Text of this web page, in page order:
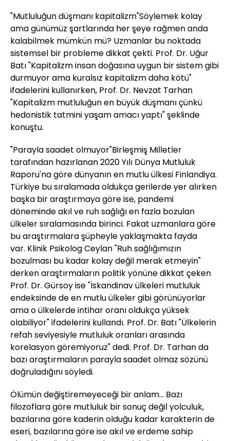
"Mutluluğun düşmanı kapitalizm"Söylemek kolay
ama günümüz şartlarında her şeye rağmen anda
kalabilmek mümkün mü? Uzmanlar bu noktada
sistemsel bir probleme dikkat çekti. Prof. Dr. Uğur
Batı "Kapitalizm insan doğasına uygun bir sistem gibi
durmuyor ama kuralsız kapitalizm daha kötü"
ifadelerini kullanırken, Prof. Dr. Nevzat Tarhan
"Kapitalizm mutluluğun en büyük düşmanı çünkü
hedonistik tatmini yaşam amacı yaptı" şeklinde
konuştu.
"Parayla saadet olmuyor"Birleşmiş Milletler
tarafından hazırlanan 2020 Yılı Dünya Mutluluk
Raporu'na göre dünyanın en mutlu ülkesi Finlandiya.
Türkiye bu sıralamada oldukça gerilerde yer alırken
başka bir araştırmaya göre ise, pandemi
döneminde akıl ve ruh sağlığı en fazla bozulan
ülkeler sıralamasında birinci. Fakat uzmanlara göre
bu araştırmalara şüpheyle yaklaşmakta fayda
var. Klinik Psikolog Ceylan "Ruh sağlığımızın
bozulması bu kadar kolay değil merak etmeyin"
derken araştırmaların politik yönüne dikkat çeken
Prof. Dr. Gürsoy ise "İskandinav ülkeleri mutluluk
endeksinde de en mutlu ülkeler gibi görünüyorlar
ama o ülkelerde intihar oranı oldukça yüksek
olabiliyor" ifadelerini kullandı. Prof. Dr. Batı "Ülkelerin
refah seviyesiyle mutluluk oranları arasında
korelasyon göremiyoruz" dedi. Prof. Dr. Tarhan da
bazı araştırmaların parayla saadet olmaz sözünü
doğruladığını söyledi.
Ölümün değiştiremeyeceği bir anlam... Bazı
filozoflara göre mutluluk bir sonuç değil yolculuk,
bazılarına göre kaderin olduğu kadar karakterin de
eseri, bazılarına göre ise akıl ve erdeme sahip